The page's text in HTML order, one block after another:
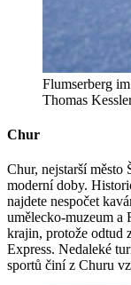
Flumserberg
Thomas
Chur
Chur, nejstarší město
moderní doby.
najdete nespočet
umělecko-muzeum a
krajin, protože odtud
Express. Nedaleké
sportů činí z Churu